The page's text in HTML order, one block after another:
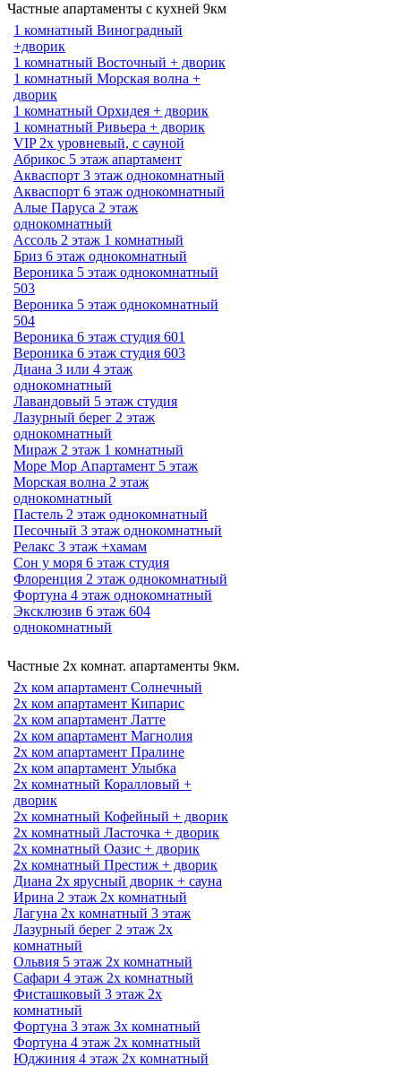
Частные апартаменты с кухней 9км
1 комнатный Виноградный
+дворик
1 комнатный Восточный + дворик
1 комнатный Морская волна +
дворик
1 комнатный Орхидея + дворик
1 комнатный Ривьера + дворик
VIP 2х уровневый, с сауной
Абрикос 5 этаж апартамент
Акваспорт 3 этаж однокомнатный
Акваспорт 6 этаж однокомнатный
Алые Паруса 2 этаж
однокомнатный
Ассоль 2 этаж 1 комнатный
Бриз 6 этаж однокомнатный
Вероника 5 этаж однокомнатный
503
Вероника 5 этаж однокомнатный
504
Вероника 6 этаж студия 601
Вероника 6 этаж студия 603
Диана 3 или 4 этаж
однокомнатный
Лавандовый 5 этаж студия
Лазурный берег 2 этаж
однокомнатный
Мираж 2 этаж 1 комнатный
Море Мор Апартамент 5 этаж
Морская волна 2 этаж
однокомнатный
Пастель 2 этаж однокомнатный
Песочный 3 этаж однокомнатный
Релакс 3 этаж +хамам
Сон у моря 6 этаж студия
Флоренция 2 этаж однокомнатный
Фортуна 4 этаж однокомнатный
Эксклюзив 6 этаж 604
однокомнатный
Частные 2х комнат. апартаменты 9км.
2х ком апартамент Солнечный
2х ком апартамент Кипарис
2х ком апартамент Латте
2х ком апартамент Магнолия
2х ком апартамент Пралине
2х ком апартамент Улыбка
2х комнатный Коралловый +
дворик
2х комнатный Кофейный + дворик
2х комнатный Ласточка + дворик
2х комнатный Оазис + дворик
2х комнатный Престиж + дворик
Диана 2х ярусный дворик + сауна
Ирина 2 этаж 2х комнатный
Лагуна 2х комнатный 3 этаж
Лазурный берег 2 этаж 2х
комнатный
Ольвия 5 этаж 2х комнатный
Сафари 4 этаж 2х комнатный
Фисташковый 3 этаж 2х
комнатный
Фортуна 3 этаж 3х комнатный
Фортуна 4 этаж 2х комнатный
Юджиния 4 этаж 2х комнатный